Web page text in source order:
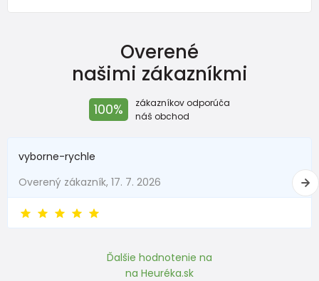
Overené
našimi zákazníkmi
100%
zákazníkov odporúča
náš obchod
vyborne-rychle
Overený zákazník, 17. 7. 2026
Ďalšie hodnotenie na
na Heuréka.sk